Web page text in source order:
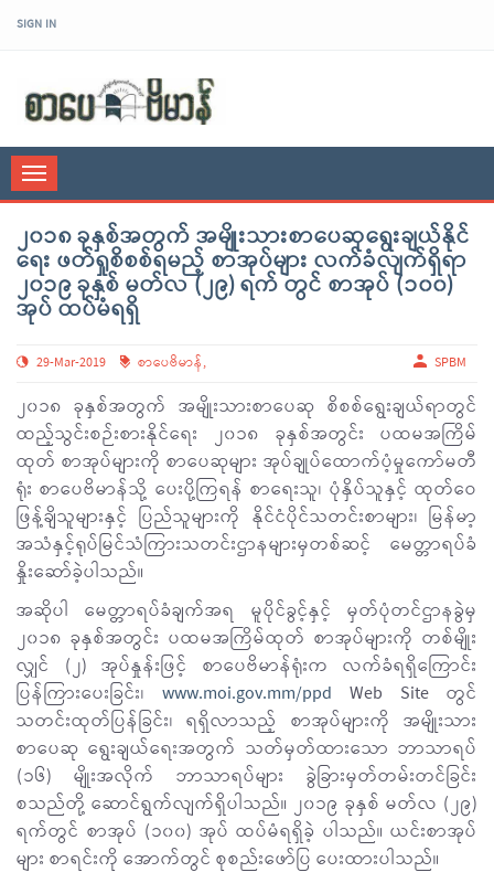
SIGN IN
Toggle
navigation
၂၀၁၈ ခုနှစ်အတွက် အမျိုးသားစာပေဆုရွေးချယ်နိုင်
ရေး ဖတ်ရှုစိစစ်ရမည့် စာအုပ်များ လက်ခံလျက်ရှိရာ
၂၀၁၉ ခုနှစ် မတ်လ (၂၉) ရက် တွင် စာအုပ် (၁၀၀)
အုပ် ထပ်မံရရှိ
29-Mar-2019 စာပေဗိမာန်, SPBM
၂၀၁၈ ခုနှစ်အတွက် အမျိုးသားစာပေဆု စိစစ်ရွေးချယ်ရာတွင်
ထည့်သွင်းစဉ်းစားနိုင်ရေး ၂၀၁၈ ခုနှစ်အတွင်း ပထမအကြိမ်
ထုတ် စာအုပ်များကို စာပေဆုများ အုပ်ချုပ်ထောက်ပံ့မှုကော်မတီ
ရုံး စာပေဗိမာန်သို့ ပေးပို့ကြရန် စာရေးသူ၊ ပုံနှိပ်သူနှင့် ထုတ်ဝေ
ဖြန့်ချိသူများနှင့် ပြည်သူများကို နိုင်ငံပိုင်သတင်းစာများ၊ မြန်မာ့
အသံနှင့်ရုပ်မြင်သံကြားသတင်းဌာနများမှတစ်ဆင့် မေတ္တာရပ်ခံ
နှိုးဆော်ခဲ့ပါသည်။
အဆိုပါ မေတ္တာရပ်ခံချက်အရ မူပိုင်ခွင့်နှင့် မှတ်ပုံတင်ဌာနခွဲမှ
၂၀၁၈ ခုနှစ်အတွင်း ပထမအကြိမ်ထုတ် စာအုပ်များကို တစ်မျိုး
လျှင် (၂) အုပ်နှုန်းဖြင့် စာပေဗိမာန်ရုံးက လက်ခံရရှိကြောင်း
ပြန်ကြားပေးခြင်း၊ www.moi.gov.mm/ppd Web Site တွင်
သတင်းထုတ်ပြန်ခြင်း၊ ရရှိလာသည့် စာအုပ်များကို အမျိုးသား
စာပေဆု ရွေးချယ်ရေးအတွက် သတ်မှတ်ထားသော ဘာသာရပ်
(၁၆) မျိုးအလိုက် ဘာသာရပ်များ ခွဲခြားမှတ်တမ်းတင်ခြင်း
စသည်တို့ ဆောင်ရွက်လျက်ရှိပါသည်။ ၂၀၁၉ ခုနှစ် မတ်လ (၂၉)
ရက်တွင် စာအုပ် (၁၀၀) အုပ် ထပ်မံရရှိခဲ့ ပါသည်။ ယင်းစာအုပ်
များ စာရင်းကို အောက်တွင် စုစည်းဖော်ပြ ပေးထားပါသည်။